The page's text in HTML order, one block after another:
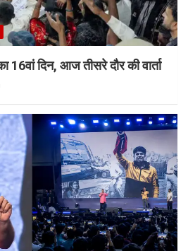
दिन, आज तीसरे दौर की वार्ता